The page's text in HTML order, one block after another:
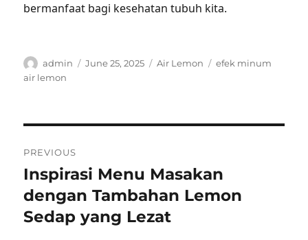
bermanfaat bagi kesehatan tubuh kita.
Author
admin
Posted
June 25, 2025 Categories
Air Lemon Tags
efek minum
air lemon
navigation
PREVIOUS
Previous
post:
Inspirasi Menu Masakan
dengan Tambahan Lemon
Sedap yang Lezat